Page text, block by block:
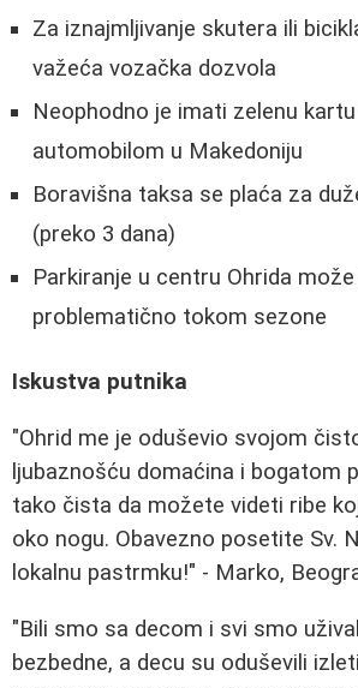
Za iznajmljivanje skutera ili
važeća vozačka dozvola
Neophodno je imati zelenu
automobilom u Makedoniju
Boravišna taksa se plaća za
(preko 3 dana)
Parkiranje u centru Ohrida
problematično tokom sezone
Iskustva putnika
"Ohrid me je oduševio svojom
ljubaznošću domaćina i bogatom
tako čista da možete videti ribe
oko nogu. Obavezno posetite Sv.
lokalnu pastrmku!" - Marko,
"Bili smo sa decom i svi smo
bezbedne, a decu su oduševili